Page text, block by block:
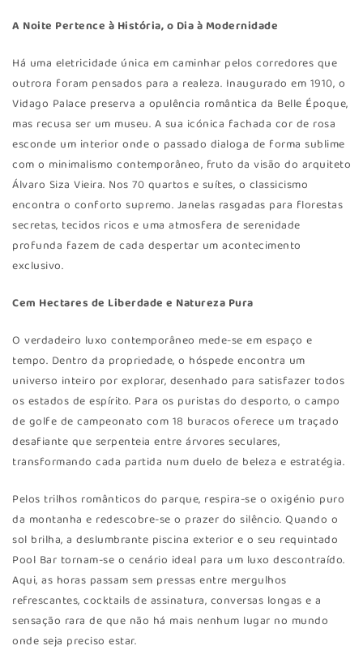
A Noite Pertence à História, o Dia à Modernidade
Há uma eletricidade única em caminhar pelos corredores que
outrora foram pensados para a realeza. Inaugurado em 1910, o
Vidago Palace preserva a opulência romântica da Belle Époque,
mas recusa ser um museu. A sua icónica fachada cor de rosa
esconde um interior onde o passado dialoga de forma sublime
com o minimalismo contemporâneo, fruto da visão do arquiteto
Álvaro Siza Vieira. Nos 70 quartos e suítes, o classicismo
encontra o conforto supremo. Janelas rasgadas para florestas
secretas, tecidos ricos e uma atmosfera de serenidade
profunda fazem de cada despertar um acontecimento
exclusivo.
Cem Hectares de Liberdade e Natureza Pura
O verdadeiro luxo contemporâneo mede-se em espaço e
tempo. Dentro da propriedade, o hóspede encontra um
universo inteiro por explorar, desenhado para satisfazer todos
os estados de espírito. Para os puristas do desporto, o campo
de golfe de campeonato com 18 buracos oferece um traçado
desafiante que serpenteia entre árvores seculares,
transformando cada partida num duelo de beleza e estratégia.
Pelos trilhos românticos do parque, respira-se o oxigénio puro
da montanha e redescobre-se o prazer do silêncio. Quando o
sol brilha, a deslumbrante piscina exterior e o seu requintado
Pool Bar tornam-se o cenário ideal para um luxo descontraído.
Aqui, as horas passam sem pressas entre mergulhos
refrescantes, cocktails de assinatura, conversas longas e a
sensação rara de que não há mais nenhum lugar no mundo
onde seja preciso estar.